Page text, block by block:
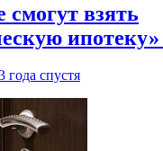
смогут взять
ипотеку»
года спустя